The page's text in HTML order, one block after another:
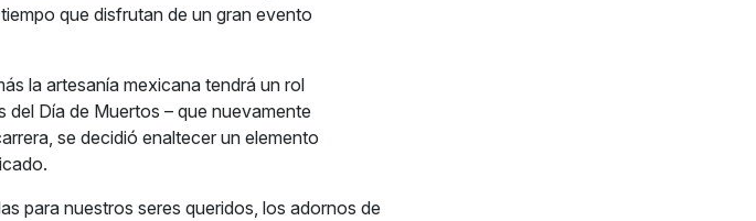
que disfrutan de un gran evento
la artesanía mexicana tendrá un rol
Día de Muertos – que nuevamente
se decidió enaltecer un elemento
para nuestros seres queridos, los adornos de